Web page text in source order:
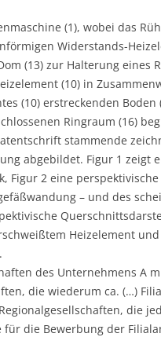
(1), wobei das
Widerstands-
(13) zur Halterung eines
(10) in
(10) erstreckenden Boden
Ringraum (16)
stammende
abgebildet. Figur 1 zeigt
Figur 2 eine
– und des
Heizelement
des Unternehmens A
die wiederum ca. (…)
die
die Bewerbung der